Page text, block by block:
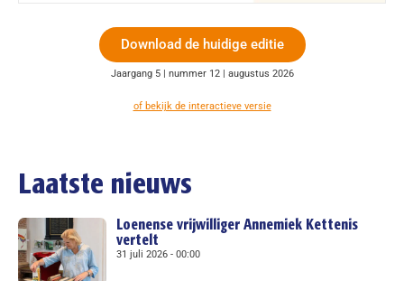
Download de huidige editie
Jaargang 5 | nummer 12 | augustus 2026
of bekijk de interactieve versie
Laatste nieuws
Loenense vrijwilliger Annemiek Kettenis
vertelt
31 juli 2026 00:00